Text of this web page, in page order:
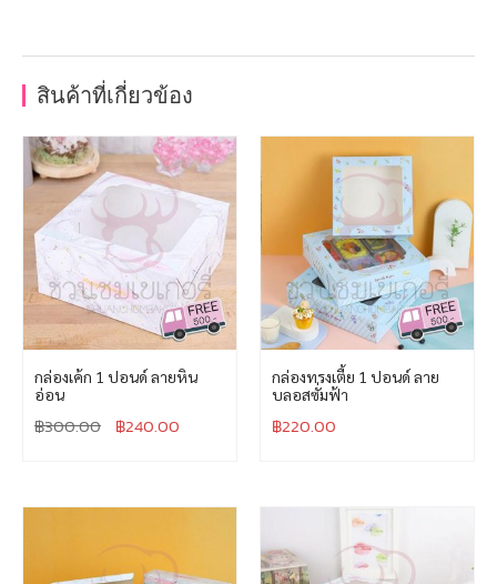
สินค้าที่เกี่ยวข้อง
กล่องเค้ก 1 ปอนด์ ลายหิน
อ่อน
฿300.00 ฿240.00
กล่องทรงเตี้ย 1 ปอนด์ ลาย
บลอสซั่มฟ้า
฿220.00